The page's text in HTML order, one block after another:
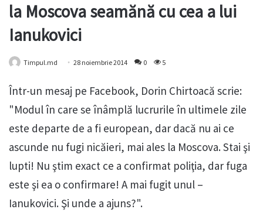
la Moscova seamănă cu cea a lui
Ianukovici
Timpul.md 28 noiembrie 2014 0 5
Într-un mesaj pe Facebook, Dorin Chirtoacă scrie:
"Modul în care se înâmplă lucrurile în ultimele zile
este departe de a fi european, dar dacă nu ai ce
ascunde nu fugi nicăieri, mai ales la Moscova. Stai şi
lupti! Nu ştim exact ce a confirmat poliţia, dar fuga
este şi ea o confirmare! A mai fugit unul –
Ianukovici. Şi unde a ajuns?".